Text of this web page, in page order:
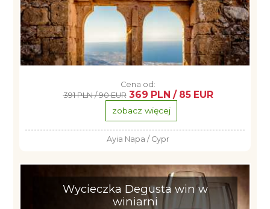
Cena od:
391 PLN / 90 EUR 369 PLN / 85 EUR
zobacz więcej
Ayia Napa / Cypr
Wycieczka Degusta win w
winiarni